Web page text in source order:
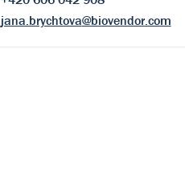
jana.brychtova@biovendor.com